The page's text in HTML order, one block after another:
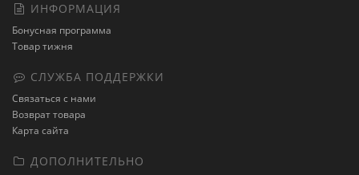
ИНФОРМАЦИЯ
Бонусная программа
Товар тижня
СЛУЖБА ПОДДЕРЖКИ
Связаться с нами
Возврат товара
Карта сайта
ДОПОЛНИТЕЛЬНО